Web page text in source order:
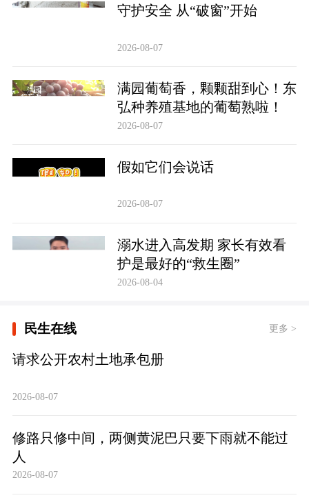
守护安全 从“破窗”开始
2026-08-07
满园葡萄香，颗颗甜到心！东
弘种养殖基地的葡萄熟啦！
2026-08-07
假如它们会说话
2026-08-07
溺水进入高发期 家长有效看
护是最好的“救生圈”
2026-08-04
民生在线 更多 >
请求公开农村土地承包册
2026-08-07
修路只修中间，两侧黄泥巴只要下雨就不能过
人
2026-08-07